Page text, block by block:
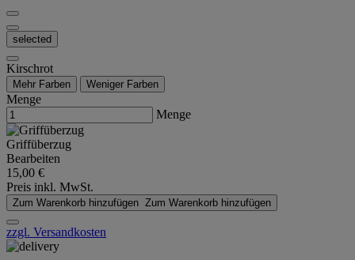
selected
Kirschrot
Mehr Farben Weniger Farben
Menge
Menge
Griffüberzug
Bearbeiten
15,00 €
Preis inkl. MwSt.
Zum Warenkorb hinzufügen Zum Warenkorb hinzufügen
zzgl. Versandkosten